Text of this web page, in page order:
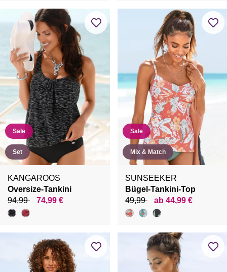
Sale
Set
KANGAROOS
Oversize-Tankini
94,99
74,99 €
Sale
Mix & Match
SUNSEEKER
Bügel-Tankini-Top
49,99
ab 44,99 €